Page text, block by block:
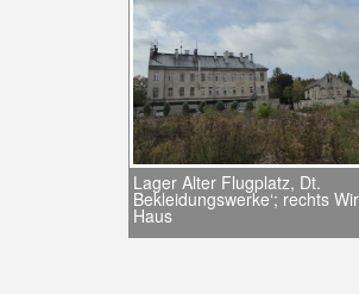
Lager Alter Flugplatz, Dt.
Bekleidungswerke‘; rechts
Haus